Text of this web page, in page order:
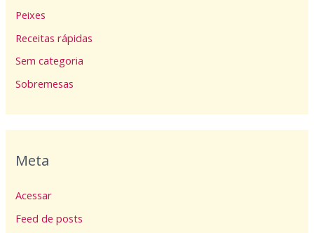
Peixes
Receitas rápidas
Sem categoria
Sobremesas
Meta
Acessar
Feed de posts